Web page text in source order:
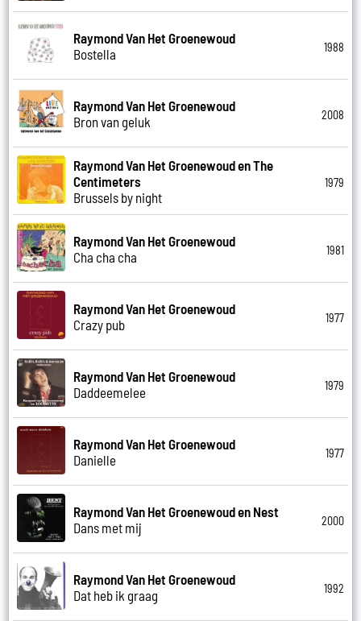
Raymond Van Het Groenewoud
Bostella
1988
Raymond Van Het Groenewoud
Bron van geluk
2008
Raymond Van Het Groenewoud en The
Centimeters
Brussels by night
1979
Raymond Van Het Groenewoud
Cha cha cha
1981
Raymond Van Het Groenewoud
Crazy pub
1977
Raymond Van Het Groenewoud
Daddeemelee
1979
Raymond Van Het Groenewoud
Danielle
1977
Raymond Van Het Groenewoud en Nest
Dans met mij
2000
Raymond Van Het Groenewoud
Dat heb ik graag
1992